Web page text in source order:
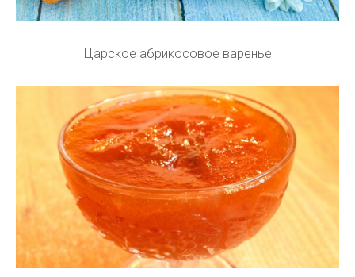
Царское абрикосовое варенье